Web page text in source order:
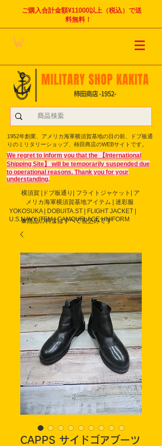
ご購入合計金額¥11000以上（税込）で送
料無料！
1952年創業、アメリカ海軍横須賀基地の目の前、ドブ板通
りのミリタリーショップ、柿田商店のWEBサイトです。
We regret to inform you that the 【International
Shipping Site】 will be temporarily suspended due
to operational reasons. Thank you for your
understanding.
横須賀 |ドブ板通り| フライト ジャケット| ア
メリカ海軍横須賀基地アイテム | 迷彩服
YOKOSUKA | DOBUITA.ST | FLIGHT JACKET |
U.S.NAVY ITEM | CAMOUFLAGE UNIFORM
※商品の料金はすべて税込みです
CAPPS サイドゴアブーツ